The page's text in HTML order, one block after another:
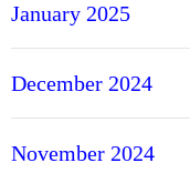
January 2025
December 2024
November 2024